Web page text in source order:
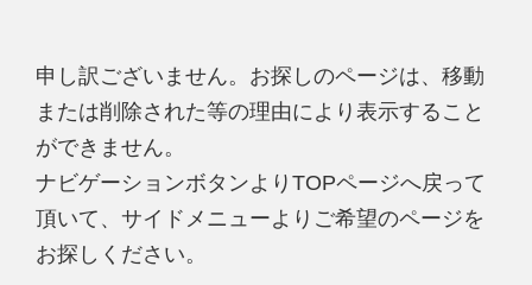
申し訳ございません。お探しのページは、移動
または削除された等の理由により表示すること
ができません。
ナビゲーションボタンよりTOPページへ戻って
頂いて、サイドメニューよりご希望のページを
お探しください。